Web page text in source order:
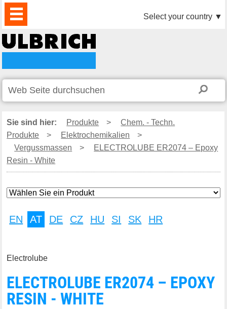
PRODUKTE
AKTUELLES
DOWNLOAD
VIDEO
PARTNER
UNTERNEHMEN
KONTAKTE Select your country ▼
Sie sind hier: Produkte >
Chem. - Techn.
Produkte
> Elektrochemikalien
>
Vergussmassen
>
ELECTROLUBE ER2074 – Epoxy
Resin - White
EN AT DE CZ HU SI SK HR
Electrolube
ELECTROLUBE ER2074 – EPOXY
RESIN - WHITE